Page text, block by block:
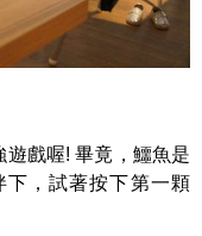
戲喔! 畢竟，鱷魚是
，試著按下第一顆